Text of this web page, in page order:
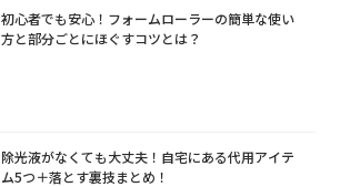
初心者でも安心！フォームローラーの簡単な使い
方と部分ごとにほぐすコツとは？
除光液がなくても大丈夫！自宅にある代用アイテ
ム5つ＋落とす裏技まとめ！